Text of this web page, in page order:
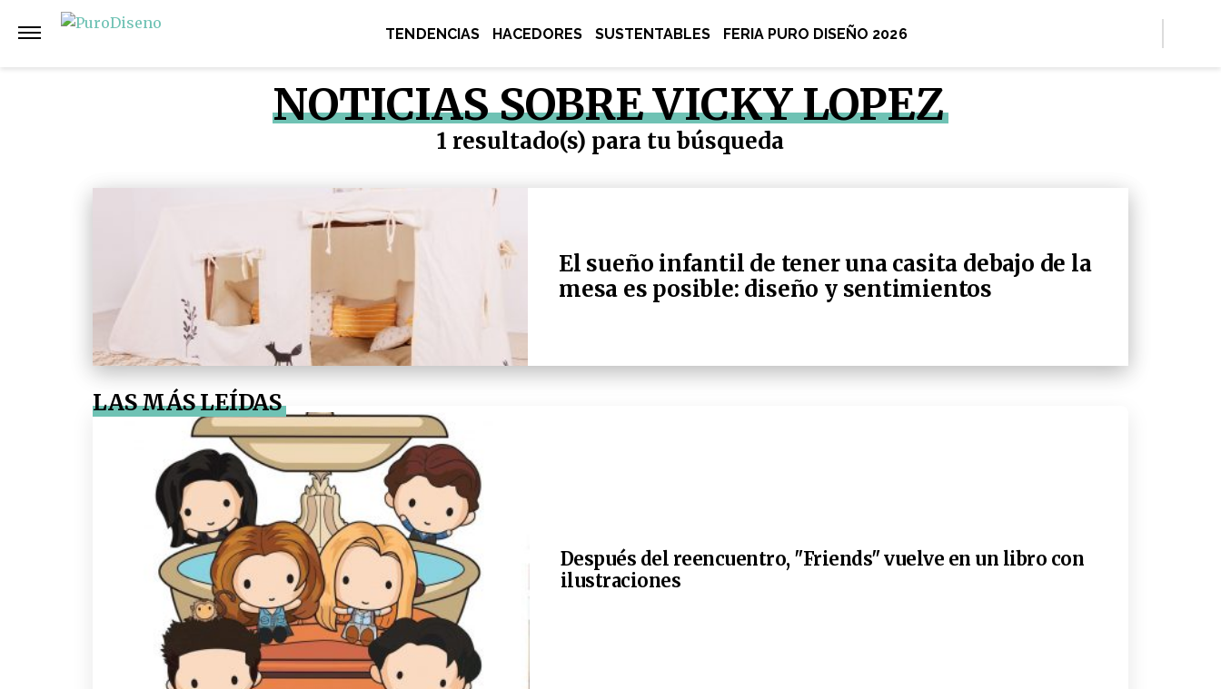
TENDENCIAS HACEDORES SUSTENTABLES FERIA PURO DISEÑO 2026
NOTICIAS SOBRE VICKY LOPEZ
1 resultado(s) para tu búsqueda
El sueño infantil de tener una casita debajo de la
mesa es posible: diseño y sentimientos
LAS MÁS LEÍDAS
Después del reencuentro, "Friends" vuelve en un libro con
ilustraciones